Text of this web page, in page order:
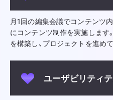
月1回の編集会議でコンテンツ
にコンテンツ制作を実施します
を構築し、プロジェクトを進め
ユーザビリティ